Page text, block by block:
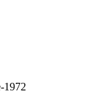
1972